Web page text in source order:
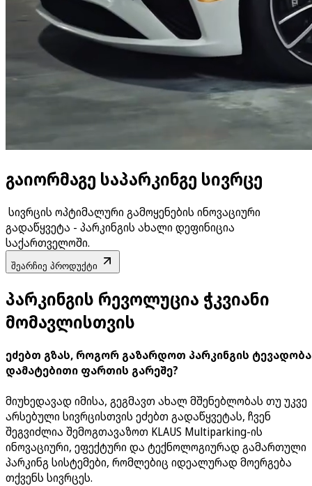
გაიორმაგე საპარკინგე სივრცე
სივრცის ოპტიმალური გამოყენების ინოვაციური
გადაწყვეტა - პარკინგის ახალი დეფინიცია
საქართველოში.
შეარჩიე პროდუქტი
პარკინგის რევოლუცია ჭკვიანი
მომავლისთვის
ეძებთ გზას, როგორ გაზარდოთ პარკინგის ტევადობა
დამატებითი ფართის გარეშე?
მიუხედავად იმისა, გეგმავთ ახალ მშენებლობას თუ უკვე
არსებული სივრცისთვის ეძებთ გადაწყვეტას, ჩვენ
შეგვიძლია შემოგთავაზოთ KLAUS Multiparking-ის
ინოვაციური, ეფექტური და ტექნოლოგიურად გამართული
პარკინგ სისტემები, რომლებიც იდეალურად მოერგება
თქვენს სივრცეს.